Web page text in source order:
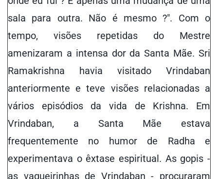
sala para outra. Não é mesmo ?". Com o
tempo, visões repetidas do Mestre
amenizaram a intensa dor da Santa Mãe. Sri
Ramakrishna havia visitado Vrindaban
anteriormente e teve visões relacionadas a
vários episódios da vida de Krishna. Em
Vrindaban, a Santa Mãe estava
frequentemente no humor de Radha e
experimentava o êxtase espiritual. As gopis -
as vaqueirinhas de Vrindaban - procuraram